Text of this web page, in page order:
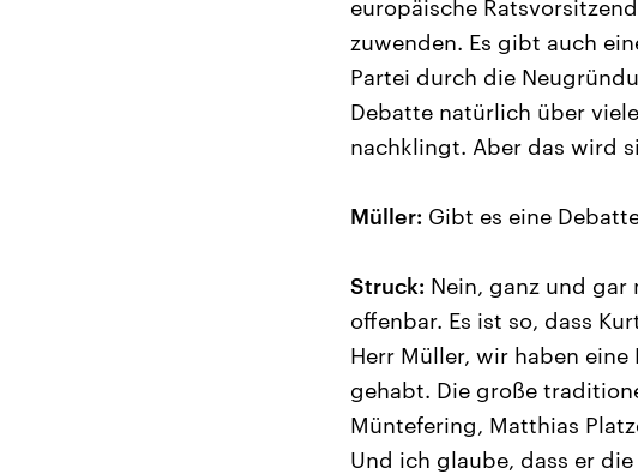
europäische
zuwenden. Es gibt auch
Partei durch die
Debatte natürlich über
nachklingt. Aber das wird
Müller: Gibt es eine
Struck: Nein, ganz und
offenbar. Es ist so, dass
Herr Müller, wir haben
gehabt. Die große
Müntefering, Matthias
Und ich glaube, dass er